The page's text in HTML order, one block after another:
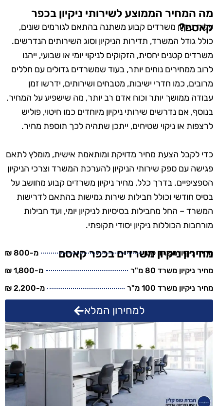
מה המחיר הממוצע לשירותי ניקיון בכפר
קאסם?
עלות ניקיון משרדים קבוע משתנה בהתאם לגורמים שונים,
כולל גודל המשרד, תדירות הניקיון וסוג השירותים הנדרשים.
משרדים קטנים יחסית, הזקוקים לניקוי יומי או שבועי, ייהנו
לרוב ממחירים נוחים יותר, בעוד שמשרדים גדולים עם חללים
מרובים, כמו חדרי ישיבות, מטבחים ושירותים, ידרשו זמן
עבודה ממושך יותר וכוח אדם רב יותר, מה שישפיע על המחיר.
בנוסף, אם נדרשים שירותי ניקיון מיוחדים כמו חיטוי, פוליש
לרצפות או ניקוי שטיחים, ייתכן שתהיה לכך תוספת מחיר.
כדי לקבל הצעת מחיר מדויקת ומותאמת אישית, מומלץ לתאם
פגישה עם ספק שירותי הניקיון להערכת המשרד וצרכי הניקיון
הספציפיים. בדרך כלל, מחיר ניקיון משרדים קבוע מחושב על
בסיס חודשי וכולל חבילות שירות גמישות בהתאם לדרישות
המשרד – החל מחבילות בסיסיות לניקיון יומי, ועד חבילות
מורחבות הכוללות ניקיון יסודי תקופתי.
מחירון ניקיון משרדים בכפר קאסם
מחיר ניקיון משרד קטן
מ-800 ₪
מחיר ניקיון משרד 80 מ"ר
מ-1,800 ₪
מחיר ניקיון משרד 100 מ"ר
מ-2,200 ₪
למחירון המלא